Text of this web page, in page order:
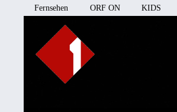
Fernsehen ORF ON KIDS